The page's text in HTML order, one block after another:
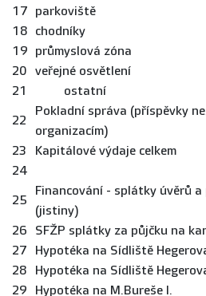
17 parkoviště
18 chodníky
19 průmyslová zóna
20 veřejné osvětlení
21
ostatní
22
Pokladní správa (příspěvky
organizacím)
23
Kapitálové výdaje celkem
24
25
Financování - splátky úvěrů a
(jistiny)
26
SFŽP splátky za půjčku na
27
Hypotéka na Sídliště
28
Hypotéka na Sídliště
29
Hypotéka na M.Bureše I.